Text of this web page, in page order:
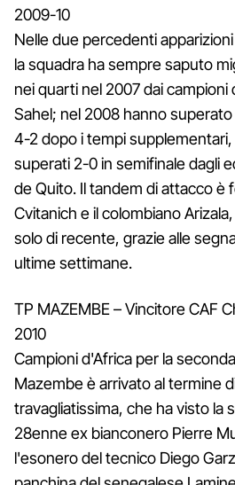
2009-10
Nelle due percedenti
la squadra ha sempre saputo
nei quarti nel 2007 dai campioni
Sahel; nel 2008 hanno superato
4-2 dopo i tempi
superati 2-0 in semifinale dagli
de Quito. Il tandem di attacco è
Cvitanich e il colombiano
solo di recente, grazie alle
ultime settimane.
TP MAZEMBE – Vincitore CAF
2010
Campioni d'Africa per la
Mazembe è arrivato al termine
travagliatissima, che ha visto la
28enne ex bianconero Pierre
l'esonero del tecnico Diego